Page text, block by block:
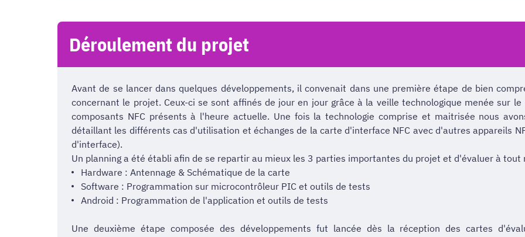
Déroulement du projet
Avant de se lancer dans quelques développements, il convenait dans une première étape de bien
concernant le projet. Ceux-ci se sont affinés de jour en jour grâce à la veille technologique menée sur
composants NFC présents à l'heure actuelle. Une fois la technologie comprise et maitrisée nous
détaillant les différents cas d'utilisation et échanges de la carte d'interface NFC avec d'autres appareils
d'interface).
Un planning a été établi afin de se repartir au mieux les 3 parties importantes du projet et d'évaluer à
Hardware : Antennage & Schématique de la carte
Software : Programmation sur microcontrôleur PIC et outils de tests
Android : Programmation de l'application et outils de tests
Une deuxième étape composée des développements fut lancée dès la réception des cartes